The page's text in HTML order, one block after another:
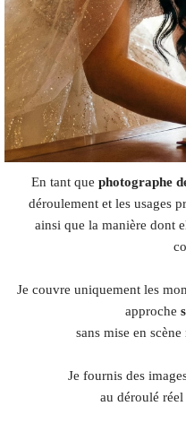
En tant que photographe
déroulement et les usages
ainsi que la manière dont
Je couvre uniquement les
approche
sans mise en
Je fournis des
au déroulé